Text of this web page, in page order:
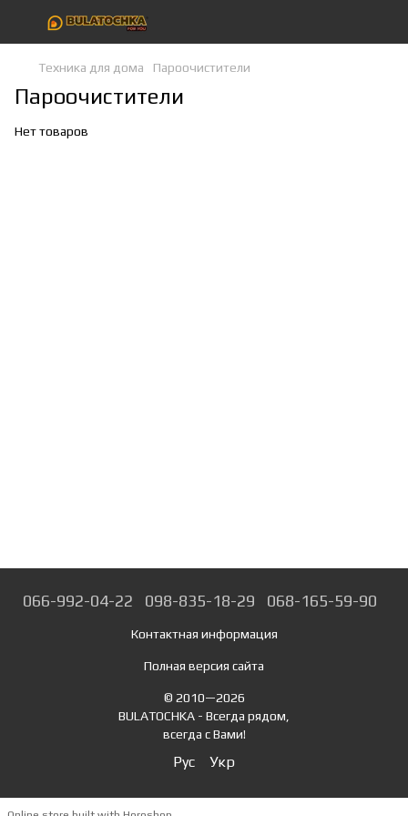
Техника для дома Пароочистители
Пароочистители
Нет товаров
066-992-04-22 098-835-18-29 068-165-59-90
Контактная информация
Полная версия сайта
© 2010—2026
BULATOCHKA - Всегда рядом,
всегда с Вами!
Рус Укр